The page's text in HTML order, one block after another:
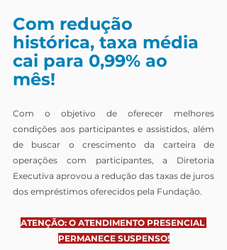
Com redução
histórica, taxa média
cai para 0,99% ao
mês!
Com o objetivo de oferecer melhores
condições aos participantes e assistidos, além
de buscar o crescimento da carteira de
operações com participantes, a Diretoria
Executiva aprovou a redução das taxas de juros
dos empréstimos oferecidos pela Fundação.
ATENÇÃO: O ATENDIMENTO PRESENCIAL
PERMANECE SUSPENSO!